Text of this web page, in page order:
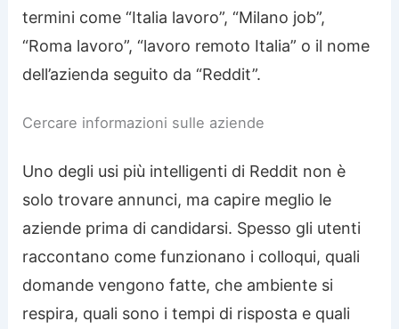
termini come “Italia lavoro”, “Milano job”,
“Roma lavoro”, “lavoro remoto Italia” o il nome
dell’azienda seguito da “Reddit”.
Cercare informazioni sulle aziende
Uno degli usi più intelligenti di Reddit non è
solo trovare annunci, ma capire meglio le
aziende prima di candidarsi. Spesso gli utenti
raccontano come funzionano i colloqui, quali
domande vengono fatte, che ambiente si
respira, quali sono i tempi di risposta e quali